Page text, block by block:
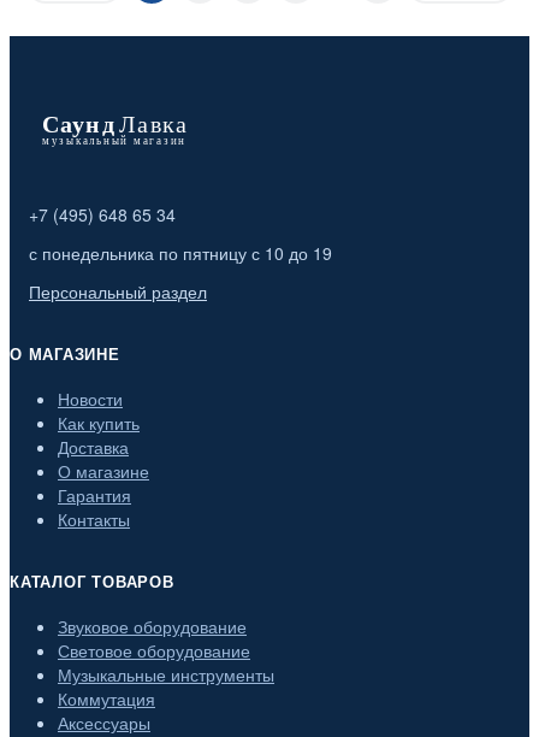
+7 (495) 648 65 34
с понедельника по пятницу с 10 до 19
Персональный раздел
О МАГАЗИНЕ
Новости
Как купить
Доставка
О магазине
Гарантия
Контакты
КАТАЛОГ ТОВАРОВ
Звуковое оборудование
Световое оборудование
Музыкальные инструменты
Коммутация
Аксессуары